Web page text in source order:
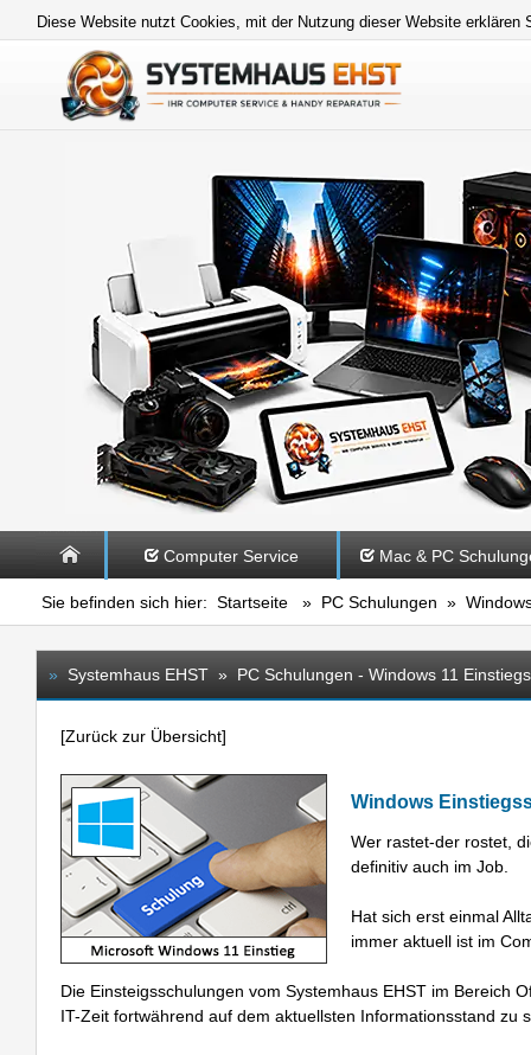
Diese Website nutzt Cookies, mit der Nutzung dieser Website
Computer Service Mac & PC
Sie befinden sich hier: Startseite » PC Schulungen »
» Systemhaus EHST » PC Schulungen - Windows 11
[Zurück zur Übersicht]
Windows
Wer rastet-der rostet,
definitiv auch im Job.
Hat sich erst einmal
immer aktuell ist im
Die Einsteigsschulungen vom Systemhaus EHST im Bereich
IT-Zeit fortwährend auf dem aktuellsten Informationsstand zu